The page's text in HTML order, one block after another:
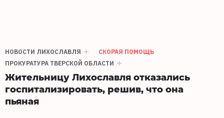
НОВОСТИ ЛИХОСЛАВЛЯ
СКОРАЯ ПОМОЩЬ
ПРОКУРАТУРА ТВЕРСКОЙ ОБЛАСТИ
Жительницу Лихославля отказались
госпитализировать, решив, что она
пьяная